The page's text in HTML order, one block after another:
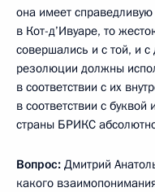
она имеет
в Кот-д’Ивуаре, то
совершались и с той, и
резолюции должны
в соответствии с их
в соответствии с
страны БРИКС
Вопрос: Дмитрий
какого